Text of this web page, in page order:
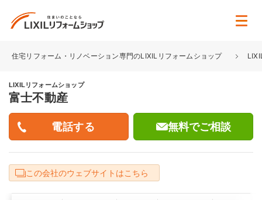
住宅リフォーム・リノベーション専門のLIXILリフォームショップ
LIXILリフォームショップ
富士不動産
無料でご相談
この会社のウェブサイトはこちら